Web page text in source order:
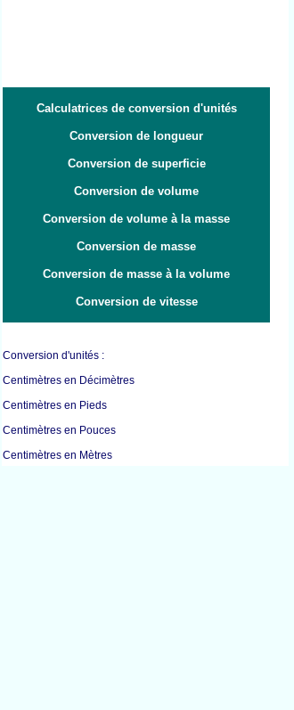
Calculatrices de conversion d'unités
Conversion de longueur
Conversion de superficie
Conversion de volume
Conversion de volume à la masse
Conversion de masse
Conversion de masse à la volume
Conversion de vitesse
Conversion d'unités :
Centimètres en Décimètres
Centimètres en Pieds
Centimètres en Pouces
Centimètres en Mètres